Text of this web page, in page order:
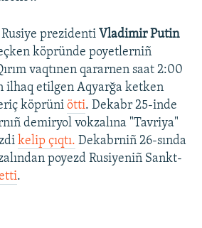
prezidenti Vladimir Putin
köpründe poyetlerniñ
vaqtınen qararnen saat 2:00
ilhaq etilgen Aqyarğa ketken
köprüni ötti. Dekabr 25-inde
demiryol vokzalına "Tavriya"
kelip çıqtı. Dekabrniñ 26-sında
poyezd Rusiyeniñ Sankt-
.